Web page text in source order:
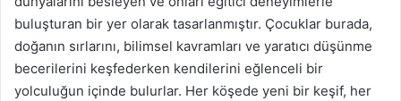
buluşturan bir yer olarak tasarlanmıştır. Çocuklar burada,
doğanın sırlarını, bilimsel kavramları ve yaratıcı düşünme
becerilerini keşfederken kendilerini eğlenceli bir
yolculuğun içinde bulurlar. Her köşede yeni bir keşif, her